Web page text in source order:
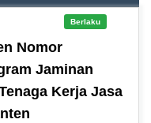
Berlaku
Nomor
Jaminan
Kerja Jasa